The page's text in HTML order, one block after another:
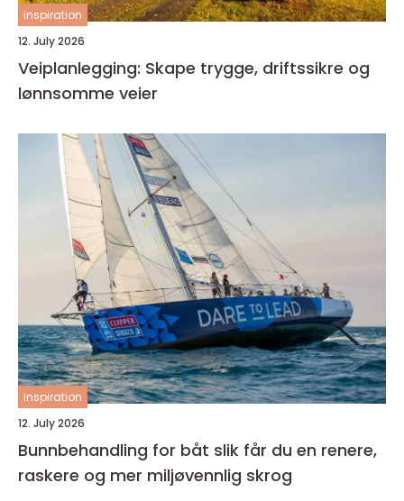
inspiration
12. July 2026
Veiplanlegging: Skape trygge, driftssikre og
lønnsomme veier
inspiration
12. July 2026
Bunnbehandling for båt slik får du en renere,
raskere og mer miljøvennlig skrog